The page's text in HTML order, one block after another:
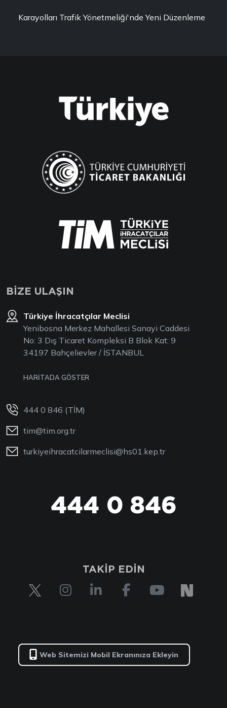
Karayolları Trafik Yönetmeliği'nde Yeni Düzenleme
BİZE ULAŞIN
Türkiye İhracatçılar Meclisi
Yenibosna Merkez Mahallesi Sanayi Caddesi
No: 3 Dış Ticaret Kompleksi B Blok Kat: 9
34197 Bahçelievler / İSTANBUL
HARİTADA GÖSTER
444 0 846 (TİM)
tim@tim.org.tr
turkiyeihracatcilarmeclisi@hs01.kep.tr
444 0 846
TAKİP EDİN
Web Sitemizi Mobil Ekranınıza Ekleyin